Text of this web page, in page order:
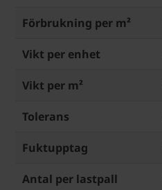
Förbrukning per m²
Vikt per enhet
Vikt per m²
Tolerans
Fuktupptag
Antal per lastpall